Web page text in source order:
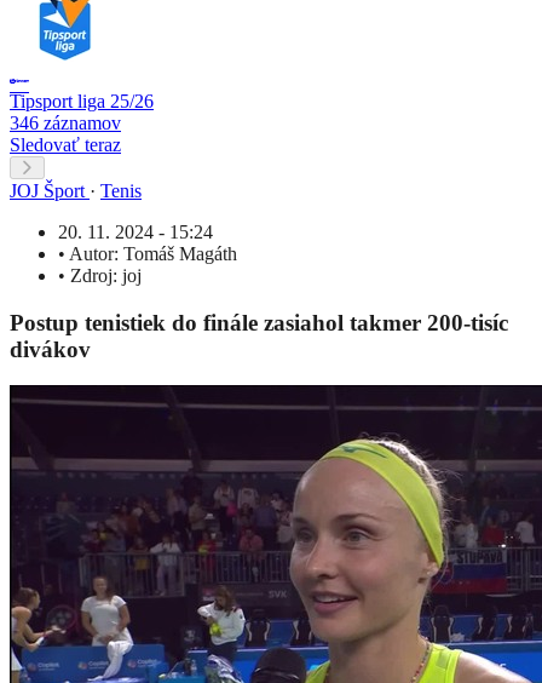
Tipsport liga 25/26
346 záznamov
Sledovať teraz
JOJ Šport · Tenis
20. 11. 2024 - 15:24
• Autor: Tomáš Magáth
• Zdroj: joj
Postup tenistiek do finále zasiahol takmer 200-tisíc
divákov